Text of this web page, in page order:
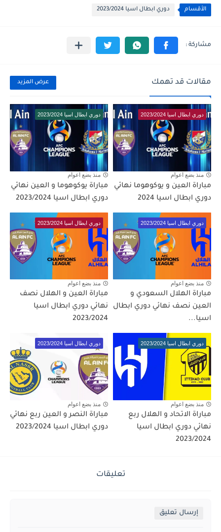
الأقسام دوري ابطال اسيا 2023/2024
مقالات قد تهمك عرض المزيد
دوري ابطال اسيا 2023/2024
منذ بضع اعوام
مباراة العين و يوكوهوما نهائي
دوري ابطال اسيا 2024
دوري ابطال اسيا 2023/2024
منذ بضع اعوام
مباراة يوكوهوما و العين نهائي
دوري ابطال اسيا 2023/2024
دوري ابطال اسيا 2023/2024
منذ بضع اعوام
مباراة الهلال السعودي و
العين نصف نهائي دوري ابطال
اسيا...
دوري ابطال اسيا 2023/2024
منذ بضع اعوام
مباراة العين و الهلال نصف
نهائي دوري ابطال اسيا
2023/2024
دوري ابطال اسيا 2023/2024
منذ بضع اعوام
مباراة الاتحاد و الهلال ربع
نهائي دوري ابطال اسيا
2023/2024
دوري ابطال اسيا 2023/2024
منذ بضع اعوام
مباراة النصر و العين ربع نهائي
دوري ابطال اسيا 2023/2024
تعليقات
إرسال تعليق